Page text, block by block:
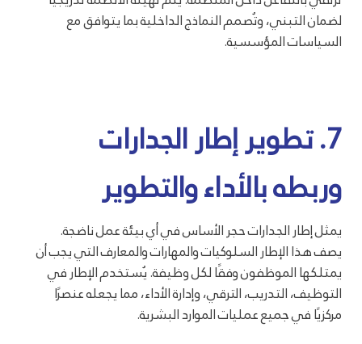
لضمان التبني، وتُصمم النماذج الداخلية بما يتوافق مع
السياسات المؤسسية.
7. تطوير إطار الجدارات
وربطه بالأداء والتطوير
يمثل إطار الجدارات حجر الأساس في أي بيئة عمل ناضجة.
يصف هذا الإطار السلوكيات والمهارات والمعارف التي يجب أن
يمتلكها الموظفون وفقًا لكل وظيفة. يُستخدم الإطار في
التوظيف، التدريب، الترقي، وإدارة الأداء، مما يجعله عنصرًا
مركزيًا في جميع عمليات الموارد البشرية.